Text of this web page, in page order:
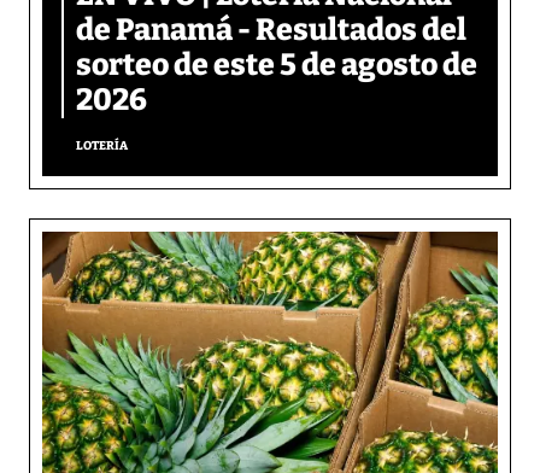
de Panamá - Resultados del
sorteo de este 5 de agosto de
2026
LOTERÍA